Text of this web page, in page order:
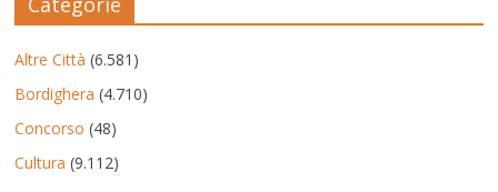
Altre Città (6.581)
Bordighera (4.710)
Concorso (48)
Cultura (9.112)